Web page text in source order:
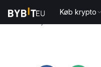
Køb krypto